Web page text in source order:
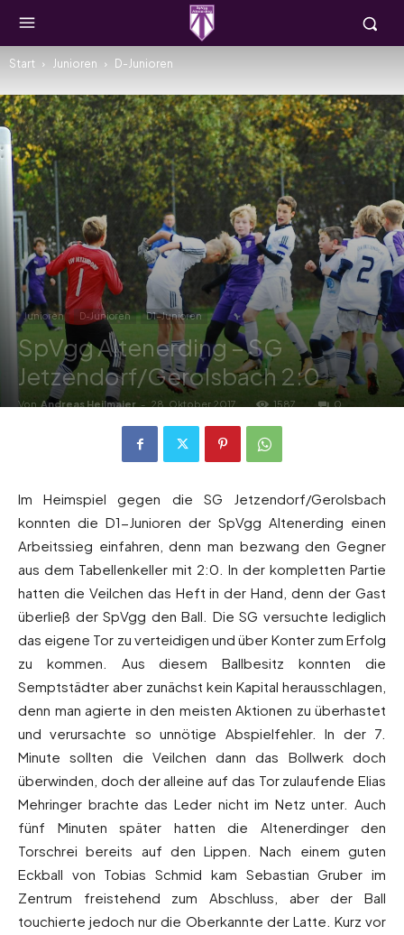
Start Junioren D-Junioren
Junioren D-Junioren D1-Junioren
SpVgg Altenerding – SG
Jetzendorf/Gerolsbach 2:0
Von Andreas Heilmaier - 28. Oktober 2017 1587 0
Im Heimspiel gegen die SG Jetzendorf/Gerolsbach
konnten die D1-Junioren der SpVgg Altenerding einen
Arbeitssieg einfahren, denn man bezwang den Gegner
aus dem Tabellenkeller mit 2:0. In der kompletten Partie
hatten die Veilchen das Heft in der Hand, denn der Gast
überließ der SpVgg den Ball. Die SG versuchte lediglich
das eigene Tor zu verteidigen und über Konter zum Erfolg
zu kommen. Aus diesem Ballbesitz konnten die
Semptstädter aber zunächst kein Kapital herausschlagen,
denn man agierte in den meisten Aktionen zu überhastet
und verursachte so unnötige Abspielfehler. In der 7.
Minute sollten die Veilchen dann das Bollwerk doch
überwinden, doch der alleine auf das Tor zulaufende Elias
Mehringer brachte das Leder nicht im Netz unter. Auch
fünf Minuten später hatten die Altenerdinger den
Torschrei bereits auf den Lippen. Nach einem guten
Eckball von Tobias Schmid kam Sebastian Gruber im
Zentrum freistehend zum Abschluss, aber der Ball
touchierte jedoch nur die Oberkannte der Latte. Kurz vor